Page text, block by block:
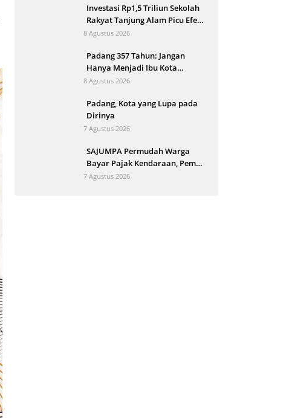
Investasi Rp1,5 Triliun Sekolah
Rakyat Tanjung Alam Picu Efek
Domino Ekonomi
8 Agustus 2026
Padang 357 Tahun: Jangan
Hanya Menjadi Ibu Kota
Sumbar
8 Agustus 2026
Padang, Kota yang Lupa pada
Dirinya
7 Agustus 2026
SAJUMPA Permudah Warga
Bayar Pajak Kendaraan, Pemko
Pariaman Jemput Bola
7 Agustus 2026